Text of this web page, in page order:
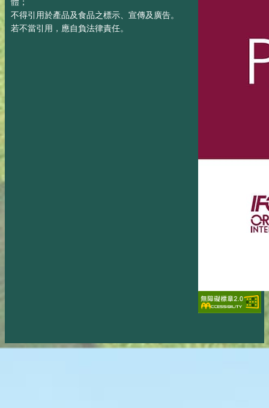
體；
不得引用於產品及食品之標示、宣傳及廣告。
若不當引用，應自負法律責任。